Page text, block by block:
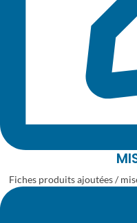
Fiches produits ajoutées /